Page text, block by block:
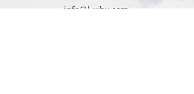
info@l-why.com